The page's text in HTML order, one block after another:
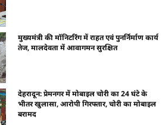
मुख्यमंत्री की मॉनिटरिंग में राहत एवं पुनर्निर्माण कार्य
तेज, मालदेवता में आवागमन सुरक्षित
देहरादून: प्रेमनगर में मोबाइल चोरी का 24 घंटे के
भीतर खुलासा, आरोपी गिरफ्तार, चोरी का मोबाइल
बरामद